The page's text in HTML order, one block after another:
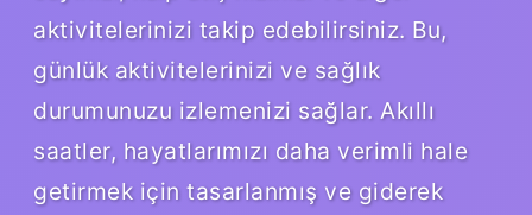
aktivitelerinizi takip edebilirsiniz. Bu,
günlük aktivitelerinizi ve sağlık
durumunuzu izlemenizi sağlar. Akıllı
saatler, hayatlarımızı daha verimli hale
getirmek için tasarlanmış ve giderek